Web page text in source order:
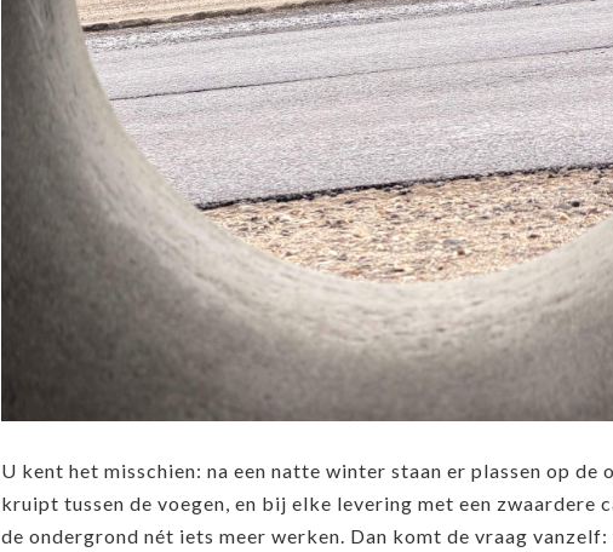
U kent het misschien: na een natte winter staan er plassen op de
kruipt tussen de voegen, en bij elke levering met een zwaardere
de ondergrond nét iets meer werken. Dan komt de vraag vanzelf: